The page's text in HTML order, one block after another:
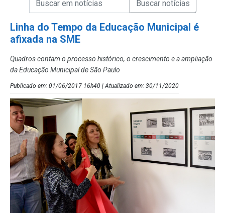
Linha do Tempo da Educação Municipal é
afixada na SME
Quadros contam o processo histórico, o crescimento e a ampliação
da Educação Municipal de São Paulo
Publicado em: 01/06/2017 16h40 | Atualizado em: 30/11/2020